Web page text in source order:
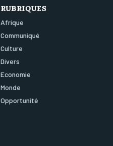
RUBRIQUES
Afrique
Communiqué
Culture
Divers
Economie
Monde
Opportunité